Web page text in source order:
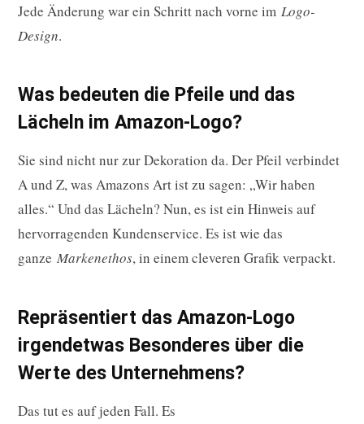
Jede Änderung war ein Schritt nach vorne im Logo-
Design.
Was bedeuten die Pfeile und das
Lächeln im Amazon-Logo?
Sie sind nicht nur zur Dekoration da. Der Pfeil verbindet
A und Z, was Amazons Art ist zu sagen: „Wir haben
alles.“ Und das Lächeln? Nun, es ist ein Hinweis auf
hervorragenden Kundenservice. Es ist wie das
ganze Markenethos, in einem cleveren Grafik verpackt.
Repräsentiert das Amazon-Logo
irgendetwas Besonderes über die
Werte des Unternehmens?
Das tut es auf jeden Fall. Es